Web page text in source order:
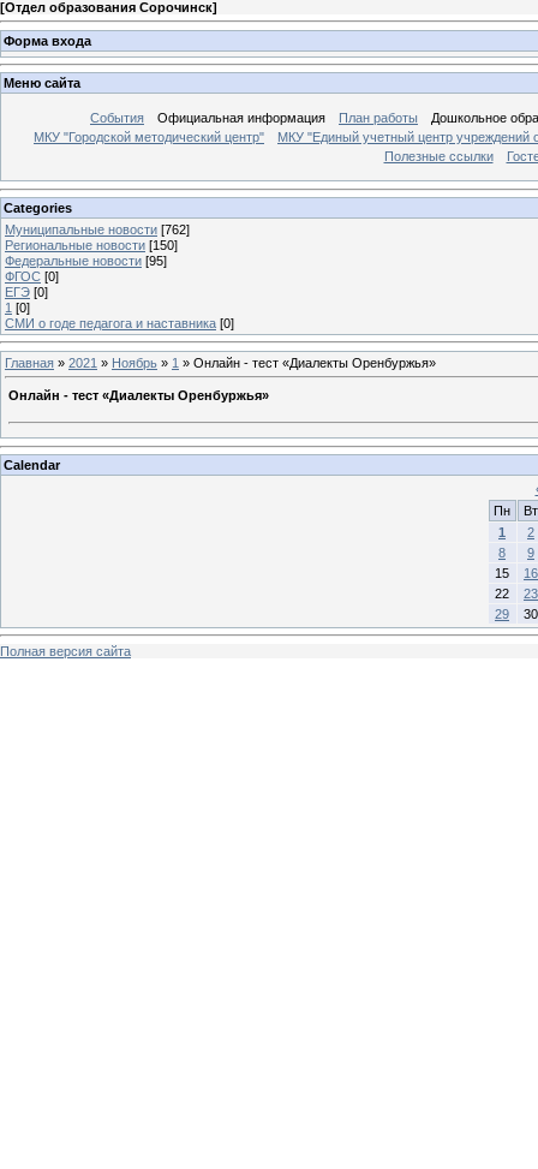
[Отдел образования Сорочинск]
Форма входа
Меню сайта
События Официальная информация План работы
Дошкольное
МКУ "Городской методический центр"
МКУ "Единый учетный центр учреждений
Полезные ссылки
Categories
Муниципальные новости [762]
Региональные новости [150]
Федеральные новости [95]
ФГОС [0]
ЕГЭ [0]
1 [0]
СМИ о годе педагога и наставника [0]
Главная » 2021 » Ноябрь » 1 » Онлайн - тест «Диалекты Оренбуржья»
Онлайн - тест «Диалекты Оренбуржья»
Calendar
Пн
Вт
1
2
8
9
15
16
22
23
29
30
Полная версия сайта